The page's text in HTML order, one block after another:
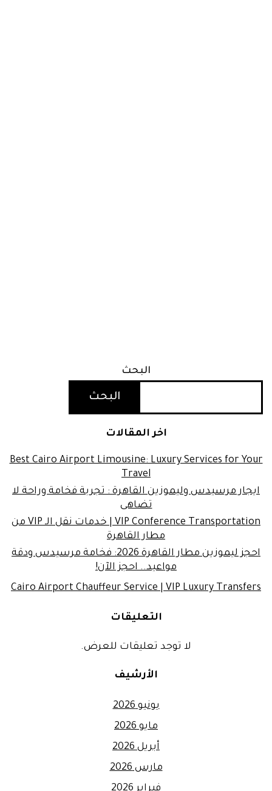
البحث
البحث
اخر المقالات
Best Cairo Airport Limousine: Luxury Services for Your
Travel
ايجار مرسيدس وليموزين القاهرة : تجربة فخامة وراحة لا
تضاهى
VIP Conference Transportation | خدمات نقل الـ VIP من
مطار القاهرة
احجز ليموزين مطار القاهرة 2026: فخامة مرسيدس ودقة
مواعيد.. احجز الآن!
Cairo Airport Chauffeur Service | VIP Luxury Transfers
التعليقات
لا توجد تعليقات للعرض.
الأرشيف
يونيو 2026
مايو 2026
أبريل 2026
مارس 2026
فبراير 2026